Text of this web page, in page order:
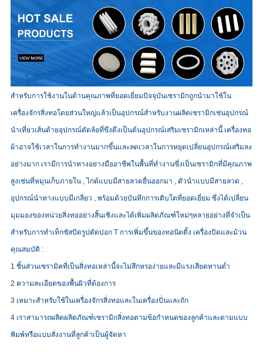
สำหรับการใช้งานในด้านคุณภาพที่ยอดเยี่ยมปัจจุบันเซรามิกถูกนำมาใช้ใน
เครื่องจักรสิ่งทอโดยส่วนใหญ่แล้วเป็นอุปกรณ์สำหรับงานผลิตเซรามิกเช่นอุปกรณ์
นำเที่ยวเส้นด้ายอุปกรณ์ตัดล้อที่ขึงตึงเป็นต้นอุปกรณ์เสริมเซรามิกเหล่านี้ เครื่องทอ
ผ้าอาจใช้เวลาในการทำงานมากขึ้นและลดเวลาในการหยุดเปลี่ยนอุปกรณ์เสริมลง
อย่างมาก เรามีการนำทางอย่างมืออาชีพในพื้นที่ทำงานซึ่งเป็นเซรามิกที่มีคุณภาพ
สูงเช่นที่หมุนเก็บภายใน , ไกด์แบบมีสายลวดยื่นออกมา , ตัวนำแบบมีสายลวด ,
อุปกรณ์นำทางแบบมีเกลียว , พร้อมด้วยบันทึกการเติบโตที่ยอดเยี่ยม ซึ่งได้เปลี่ยน
มุมมองของหน่วยสิ่งทออย่างสิ้นเชิงและได้เพิ่มผลิตภัณฑ์ใหม่ๆหลายอย่างที่จำเป็น
สำหรับการทำเท็กซัสบิดรูปตัดปอก T การเพิ่มขึ้นของทอนิตติ้ง เครื่องบิดและม้วน
คุณสมบัติ :
1 ชิ้นส่วนเซรามิคที่เป็นสิ่งทอเหล่านี้จะไม่สึกหรอง่ายและมีแรงเสียดทานต่ำ
2 ความละเอียดของพื้นผิวที่ต้องการ
3 เหมาะสำหรับใช้ในเครื่องจักรสิ่งทอและในเครื่องปั่นและถัก
4 เราสามารถผลิตผลิตภัณฑ์เซรามิกสิ่งทอตามข้อกำหนดของลูกค้าและตามแบบ
พิมพ์หรือแบบสั่งงานที่ลูกค้าเป็นผู้จัดหา